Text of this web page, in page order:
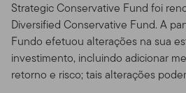
Strategic Conservative Fund foi
Diversified Conservative Fund. A
Fundo efetuou alterações na sua
investimento, incluindo adicionar
retorno e risco; tais alterações
Explorer® 5.5. Apesar de você
para navegar no Site, tenha em
não aparecer da forma mais
outros métodos de acesso, e
sua própria conta e risco. Você é